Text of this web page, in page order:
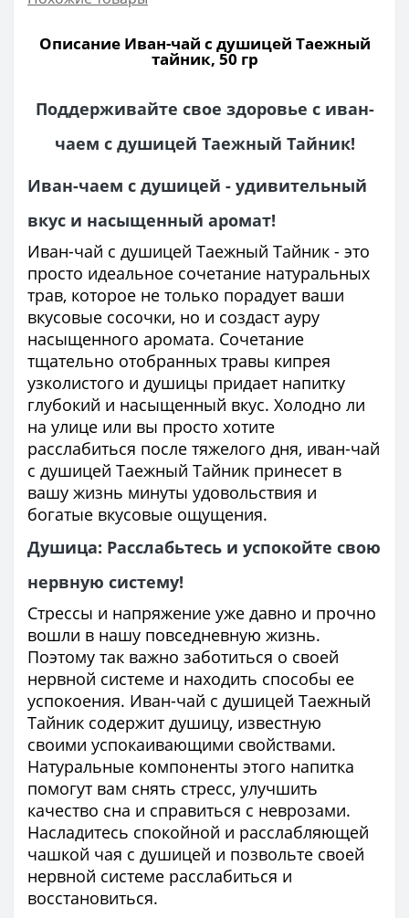
Описание Иван-чай с душицей Таежный
тайник, 50 гр
Поддерживайте свое здоровье с иван-
чаем с душицей Таежный Тайник!
Иван-чаем с душицей - удивительный
вкус и насыщенный аромат!
Иван-чай с душицей Таежный Тайник - это
просто идеальное сочетание натуральных
трав, которое не только порадует ваши
вкусовые сосочки, но и создаст ауру
насыщенного аромата. Сочетание
тщательно отобранных травы кипрея
узколистого и душицы придает напитку
глубокий и насыщенный вкус. Холодно ли
на улице или вы просто хотите
расслабиться после тяжелого дня, иван-чай
с душицей Таежный Тайник принесет в
вашу жизнь минуты удовольствия и
богатые вкусовые ощущения.
Душица: Расслабьтесь и успокойте свою
нервную систему!
Стрессы и напряжение уже давно и прочно
вошли в нашу повседневную жизнь.
Поэтому так важно заботиться о своей
нервной системе и находить способы ее
успокоения. Иван-чай с душицей Таежный
Тайник содержит душицу, известную
своими успокаивающими свойствами.
Натуральные компоненты этого напитка
помогут вам снять стресс, улучшить
качество сна и справиться с неврозами.
Насладитесь спокойной и расслабляющей
чашкой чая с душицей и позвольте своей
нервной системе расслабиться и
восстановиться.